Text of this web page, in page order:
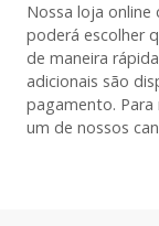
Nossa loja
poderá escolher
de maneira
adicionais são
pagamento.
um de nossos